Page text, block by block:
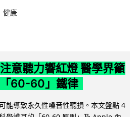
健康
意聽力響紅燈 醫學界籲
60-60」鐵律
能導致永久性噪音性聽損。本文盤點 4